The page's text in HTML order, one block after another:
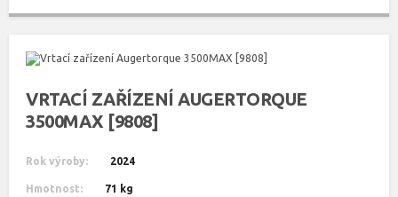
VRTACÍ ZAŘÍZENÍ AUGERTORQUE
3500MAX [9808]
Rok výroby: 2024
Hmotnost: 71 kg